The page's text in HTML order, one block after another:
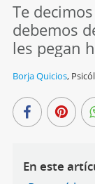
Te
debemos
les pegan
Borja Quicios,
En este